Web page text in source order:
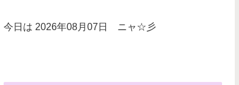
今日は 2026年08月07日 ニャ☆彡